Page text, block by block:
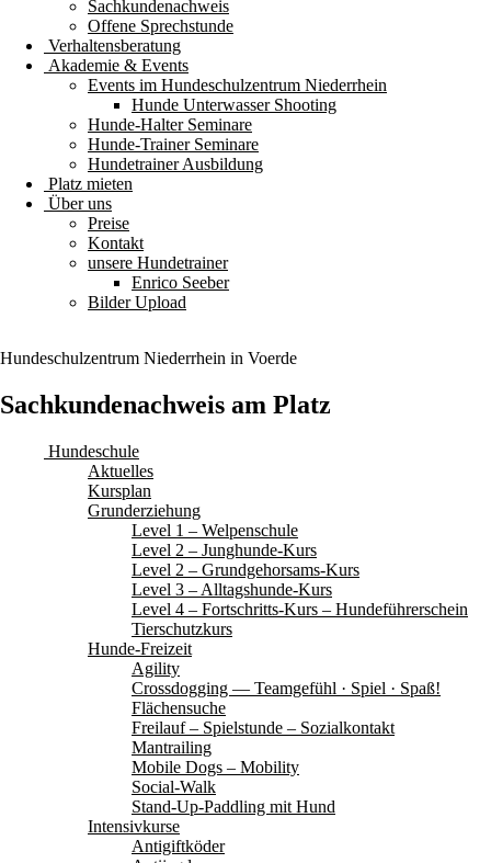
Sachkundenachweis
Offene Sprechstunde
Verhaltensberatung
Akademie & Events
Events im Hundeschulzentrum Niederrhein
Hunde Unterwasser Shooting
Hunde-Halter Seminare
Hunde-Trainer Seminare
Hundetrainer Ausbildung
Platz mieten
Über uns
Preise
Kontakt
unsere Hundetrainer
Enrico Seeber
Bilder Upload
Hundeschulzentrum Niederrhein in Voerde
Sachkundenachweis am Platz
Hundeschule
Aktuelles
Kursplan
Grunderziehung
Level 1 – Welpenschule
Level 2 – Junghunde-Kurs
Level 2 – Grundgehorsams-Kurs
Level 3 – Alltagshunde-Kurs
Level 4 – Fortschritts-Kurs – Hundeführerschein
Tierschutzkurs
Hunde-Freizeit
Agility
Crossdogging — Teamgefühl · Spiel · Spaß!
Flächensuche
Freilauf – Spielstunde – Sozialkontakt
Mantrailing
Mobile Dogs – Mobility
Social-Walk
Stand-Up-Paddling mit Hund
Intensivkurse
Antigiftköder